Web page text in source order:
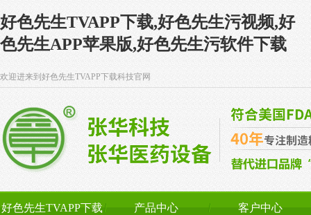
好色先生TVAPP下载,好色先生污视频,好
色先生APP苹果版,好色先生污软件下载
欢迎进来到好色先生TVAPP下载科技官网
好色先生TVAPP下载 产品中心 客户中心